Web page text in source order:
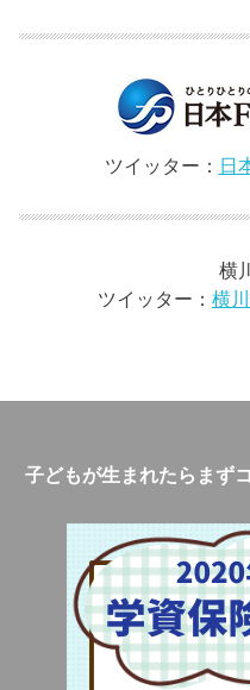
ツイッター： 日
横
ツイッター： 横
子どもが生まれたらまず